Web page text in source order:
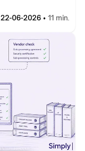
22-06-2026 • 11 min.